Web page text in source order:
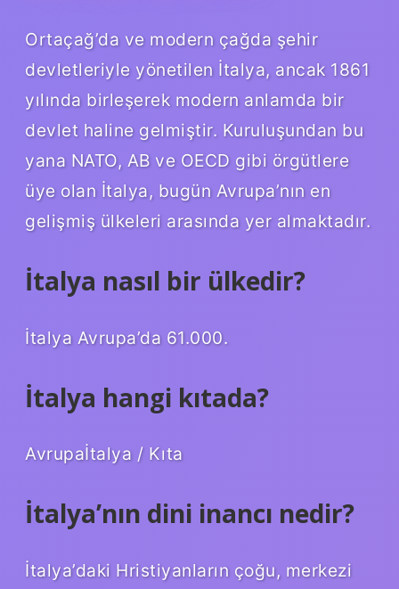
Ortaçağ’da ve modern çağda şehir
devletleriyle yönetilen İtalya, ancak 1861
yılında birleşerek modern anlamda bir
devlet haline gelmiştir. Kuruluşundan bu
yana NATO, AB ve OECD gibi örgütlere
üye olan İtalya, bugün Avrupa’nın en
gelişmiş ülkeleri arasında yer almaktadır.
İtalya nasıl bir ülkedir?
İtalya Avrupa’da 61.000.
İtalya hangi kıtada?
Avrupaİtalya / Kıta
İtalya’nın dini inancı nedir?
İtalya’daki Hristiyanların çoğu, merkezi